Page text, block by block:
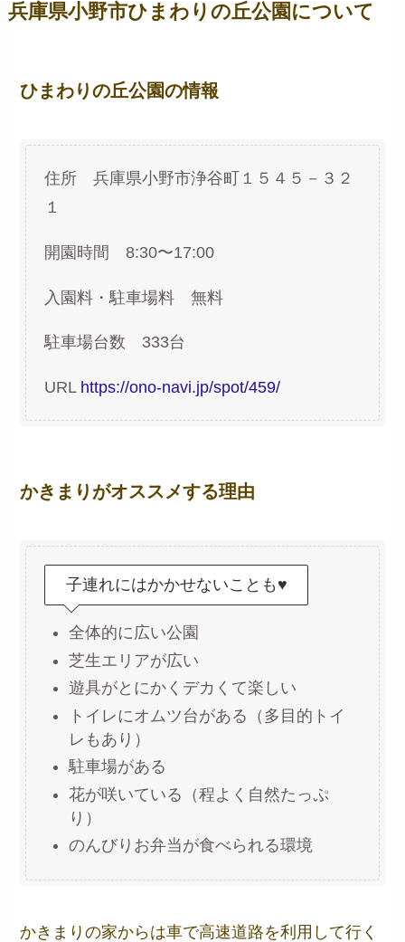
兵庫県小野市ひまわりの丘公園について
ひまわりの丘公園の情報
住所 兵庫県小野市浄谷町１５４５－３２
１
開園時間 8:30〜17:00
入園料・駐車場料 無料
駐車場台数 333台
URL https://ono-navi.jp/spot/459/
かきまりがオススメする理由
子連れにはかかせないことも♥
全体的に広い公園
芝生エリアが広い
遊具がとにかくデカくて楽しい
トイレにオムツ台がある（多目的トイ
レもあり）
駐車場がある
花が咲いている（程よく自然たっぷ
り）
のんびりお弁当が食べられる環境
かきまりの家からは車で高速道路を利用して行く